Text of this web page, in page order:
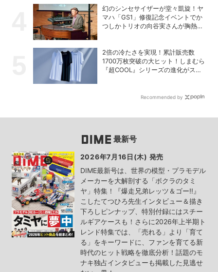
幻のシンセサイザーが堂々凱旋！ヤ
マハ「GS1」修復記念イベントでか
つしかトリオの向谷実さんが胸熱ト
2倍の冷たさを実現！累計販売数
1700万枚突破の大ヒット！しまむら
『超COOL』シリーズの進化がスゴ
Recommended by
最新号
2026年7月16日(木) 発売
DIME最新号は、世界の模型・プラモデル
メーカーを大解剖する「ボクラのタミ
ヤ」特集！『爆走兄弟レッツ＆ゴー!!』
こしたてつひろ先生インタビュー＆描き
下ろしピンナップ、特別付録にはスチー
ルギアケースも！さらに2026年上半期ト
レンド特集では、「売れる」より「育て
る」をキーワードに、ファンを育てる新
時代のヒット戦略を徹底分析！話題のモ
ナキ独占インタビューも掲載した見逃せ